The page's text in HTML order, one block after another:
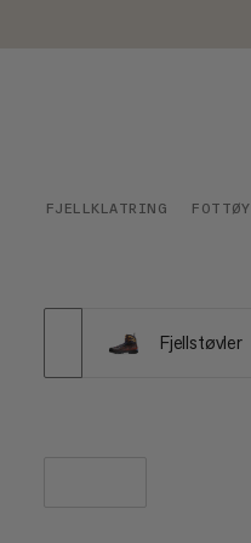
FJELLKLATRING FOTTØY
Fjellstøvler